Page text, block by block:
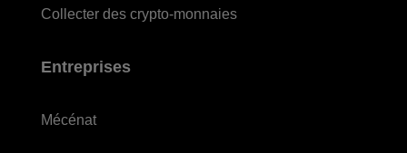
Collecter des crypto-monnaies
Entreprises
Mécénat